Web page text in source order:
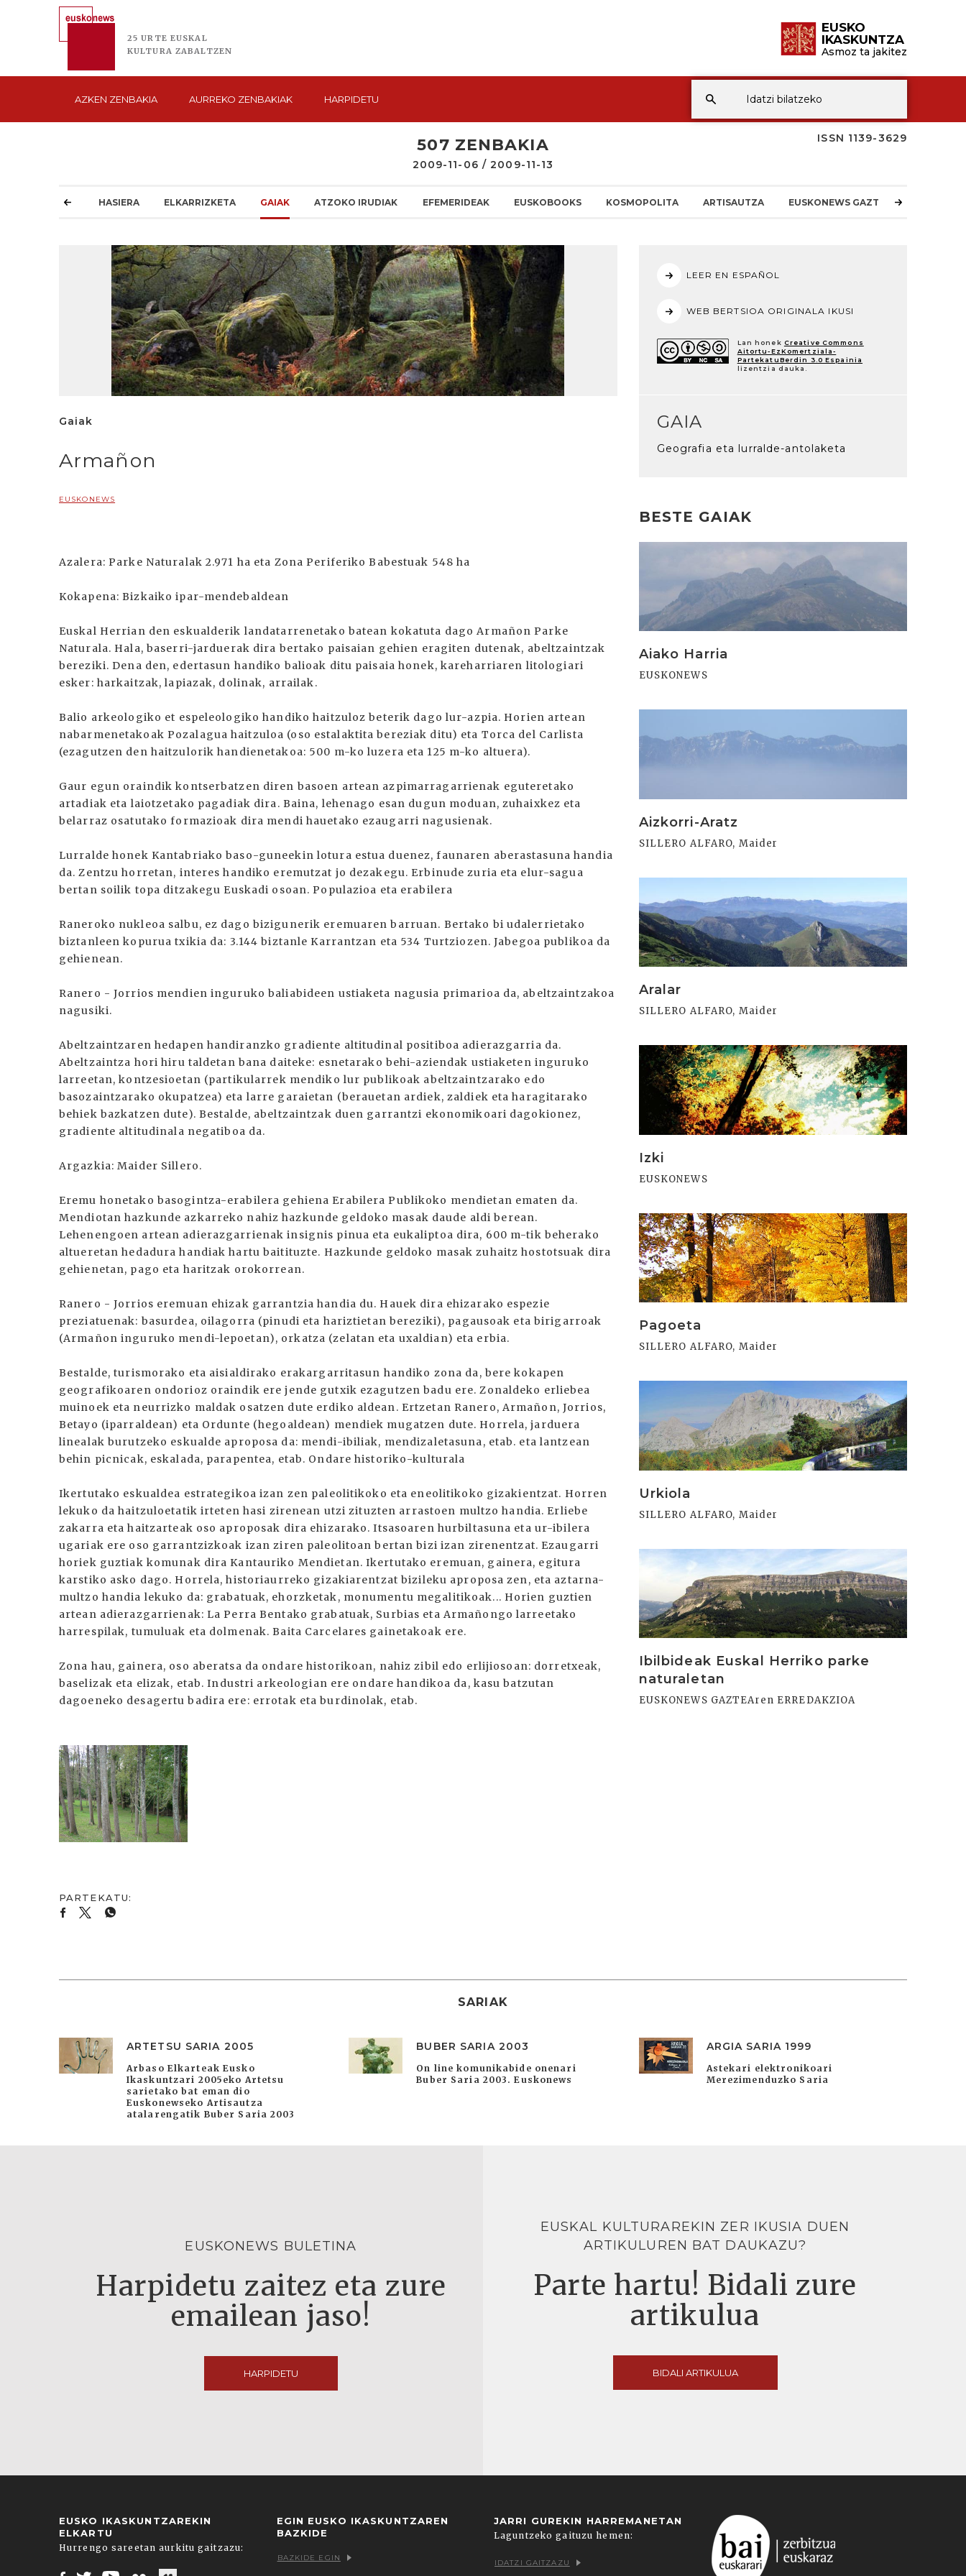
25 URTE EUSKAL
KULTURA ZABALTZEN
EUSKO
IKASKUNTZA
Asmoz ta jakitez
AZKEN ZENBAKIA AURREKO ZENBAKIAK HARPIDETU
ISSN 1139-3629
507 ZENBAKIA
2009-11-06 / 2009-11-13
HASIERA ELKARRIZKETA GAIAK ATZOKO IRUDIAK EFEMERIDEAK EUSKOBOOKS KOSMOPOLITA ARTISAUTZA EUSKONEWS GAZTEA
Gaiak
Armañon
EUSKONEWS
Azalera: Parke Naturalak 2.971 ha eta Zona Periferiko Babestuak 548 ha
Kokapena: Bizkaiko ipar-mendebaldean
Euskal Herrian den eskualderik landatarrenetako batean kokatuta dago Armañon Parke
Naturala. Hala, baserri-jarduerak dira bertako paisaian gehien eragiten dutenak, abeltzaintzak
bereziki. Dena den, edertasun handiko balioak ditu paisaia honek, kareharriaren litologiari
esker: harkaitzak, lapiazak, dolinak, arrailak.
Balio arkeologiko et espeleologiko handiko haitzuloz beterik dago lur-azpia. Horien artean
nabarmenetakoak Pozalagua haitzuloa (oso estalaktita bereziak ditu) eta Torca del Carlista
(ezagutzen den haitzulorik handienetakoa: 500 m-ko luzera eta 125 m-ko altuera).
Gaur egun oraindik kontserbatzen diren basoen artean azpimarragarrienak eguteretako
artadiak eta laiotzetako pagadiak dira. Baina, lehenago esan dugun moduan, zuhaixkez eta
belarraz osatutako formazioak dira mendi hauetako ezaugarri nagusienak.
Lurralde honek Kantabriako baso-guneekin lotura estua duenez, faunaren aberastasuna handia
da. Zentzu horretan, interes handiko eremutzat jo dezakegu. Erbinude zuria eta elur-sagua
bertan soilik topa ditzakegu Euskadi osoan. Populazioa eta erabilera
Raneroko nukleoa salbu, ez dago bizigunerik eremuaren barruan. Bertako bi udalerrietako
biztanleen kopurua txikia da: 3.144 biztanle Karrantzan eta 534 Turtziozen. Jabegoa publikoa da
gehienean.
Ranero - Jorrios mendien inguruko baliabideen ustiaketa nagusia primarioa da, abeltzaintzakoa
nagusiki.
Abeltzaintzaren hedapen handiranzko gradiente altitudinal positiboa adierazgarria da.
Abeltzaintza hori hiru taldetan bana daiteke: esnetarako behi-aziendak ustiaketen inguruko
larreetan, kontzesioetan (partikularrek mendiko lur publikoak abeltzaintzarako edo
basozaintzarako okupatzea) eta larre garaietan (berauetan ardiek, zaldiek eta haragitarako
behiek bazkatzen dute). Bestalde, abeltzaintzak duen garrantzi ekonomikoari dagokionez,
gradiente altitudinala negatiboa da.
Argazkia: Maider Sillero.
Eremu honetako basogintza-erabilera gehiena Erabilera Publikoko mendietan ematen da.
Mendiotan hazkunde azkarreko nahiz hazkunde geldoko masak daude aldi berean.
Lehenengoen artean adierazgarrienak insignis pinua eta eukaliptoa dira, 600 m-tik beherako
altueretan hedadura handiak hartu baitituzte. Hazkunde geldoko masak zuhaitz hostotsuak dira
gehienetan, pago eta haritzak orokorrean.
Ranero - Jorrios eremuan ehizak garrantzia handia du. Hauek dira ehizarako espezie
preziatuenak: basurdea, oilagorra (pinudi eta hariztietan bereziki), pagausoak eta birigarroak
(Armañon inguruko mendi-lepoetan), orkatza (zelatan eta uxaldian) eta erbia.
Bestalde, turismorako eta aisialdirako erakargarritasun handiko zona da, bere kokapen
geografikoaren ondorioz oraindik ere jende gutxik ezagutzen badu ere. Zonaldeko erliebea
muinoek eta neurrizko maldak osatzen dute erdiko aldean. Ertzetan Ranero, Armañon, Jorrios,
Betayo (iparraldean) eta Ordunte (hegoaldean) mendiek mugatzen dute. Horrela, jarduera
linealak burutzeko eskualde aproposa da: mendi-ibiliak, mendizaletasuna, etab. eta lantzean
behin picnicak, eskalada, parapentea, etab. Ondare historiko-kulturala
Ikertutako eskualdea estrategikoa izan zen paleolitikoko eta eneolitikoko gizakientzat. Horren
lekuko da haitzuloetatik irteten hasi zirenean utzi zituzten arrastoen multzo handia. Erliebe
zakarra eta haitzarteak oso aproposak dira ehizarako. Itsasoaren hurbiltasuna eta ur-ibilera
ugariak ere oso garrantzizkoak izan ziren paleolitoan bertan bizi izan zirenentzat. Ezaugarri
horiek guztiak komunak dira Kantauriko Mendietan. Ikertutako eremuan, gainera, egitura
karstiko asko dago. Horrela, historiaurreko gizakiarentzat bizileku aproposa zen, eta aztarna-
multzo handia lekuko da: grabatuak, ehorzketak, monumentu megalitikoak... Horien guztien
artean adierazgarrienak: La Perra Bentako grabatuak, Surbias eta Armañongo larreetako
harrespilak, tumuluak eta dolmenak. Baita Carcelares gainetakoak ere.
Zona hau, gainera, oso aberatsa da ondare historikoan, nahiz zibil edo erlijiosoan: dorretxeak,
baselizak eta elizak, etab. Industri arkeologian ere ondare handikoa da, kasu batzutan
dagoeneko desagertu badira ere: errotak eta burdinolak, etab.
LEER EN ESPAÑOL
WEB BERTSIOA ORIGINALA IKUSI
Lan honek Creative Commons
Aitortu-EzKomertziala-
PartekatuBerdin 3.0 Espainia
lizentzia dauka.
GAIA
Geografia eta lurralde-antolaketa
BESTE GAIAK
Aiako Harria
EUSKONEWS
Aizkorri-Aratz
SILLERO ALFARO, Maider
Aralar
SILLERO ALFARO, Maider
Izki
EUSKONEWS
Irakurri
Pagoeta
SILLERO ALFARO, Maider
Irakurri
Urkiola
SILLERO ALFARO, Maider
Ibilbideak Euskal Herriko parke
naturaletan
EUSKONEWS GAZTEAren ERREDAKZIOA
Irakurri
SARIAK
ARTETSU SARIA 2005
Arbaso Elkarteak Eusko
Ikaskuntzari 2005eko Artetsu
sarietako bat eman dio
Euskonewseko Artisautza
atalarengatik Buber Saria 2003
BUBER SARIA 2003
On line komunikabide onenari
Buber Saria 2003. Euskonews
ARGIA SARIA 1999
Astekari elektronikoari
Merezimenduzko Saria
EUSKONEWS BULETINA
Harpidetu zaitez eta zure
emailean jaso!
HARPIDETU
EUSKAL KULTURAREKIN ZER IKUSIA DUEN
ARTIKULUREN BAT DAUKAZU?
Parte hartu! Bidali zure
artikulua
BIDALI ARTIKULUA
EUSKO IKASKUNTZAREKIN
ELKARTU
Hurrengo sareetan aurkitu gaitzazu:
EGIN EUSKO IKASKUNTZAREN
BAZKIDE
BAZKIDE EGIN
JARRI GUREKIN HARREMANETAN
Laguntzeko gaituzu hemen:
IDATZI GAITZAZU